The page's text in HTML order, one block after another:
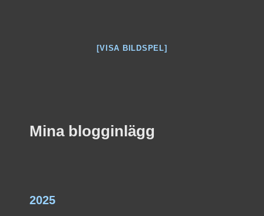
[VISA BILDSPEL]
Mina blogginlägg
2025